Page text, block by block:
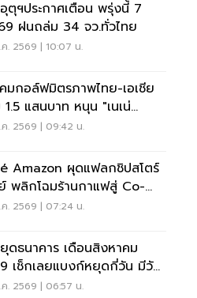
ตุฯประกาศเตือน พรุ่งนี้ 7
ฝนถล่ม 34 จว.ทั่วไทย
. 2569 | 10:07 น.
มกอล์ฟมิตรภาพไทย-เอเชีย
แสนบาท หนุน "เนเน่
" ลุยเวทีที่สหรัฐ
. 2569 | 09:42 น.
Amazon ผุดแฟลกชิปสโตร์
พลิกโฉมร้านกาแฟสู่ Co-
Space ครบวงจร
. 2569 | 07:24 น.
ดธนาคาร เดือนสิงหาคม
เช็กเลยแบงก์หยุดกี่วัน มีวัน
าวไหม
. 2569 | 06:57 น.